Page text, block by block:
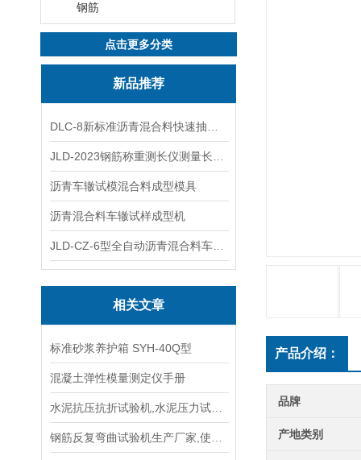
钢筋
点击更多分类
新品推荐
沥青车辙试模混合料成型模具
沥青混合料车辙试样成型机
相关文章
标准砂浆养护箱 SYH-40Q型
混凝土弹性模量测定仪手册
产品介绍：
品牌
产地类别